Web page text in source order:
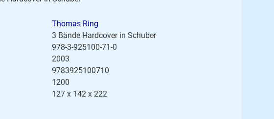
Thomas Ring
3 Bände Hardcover in Schuber
978-3-925100-71-0
2003
9783925100710
1200
127 x 142 x 222